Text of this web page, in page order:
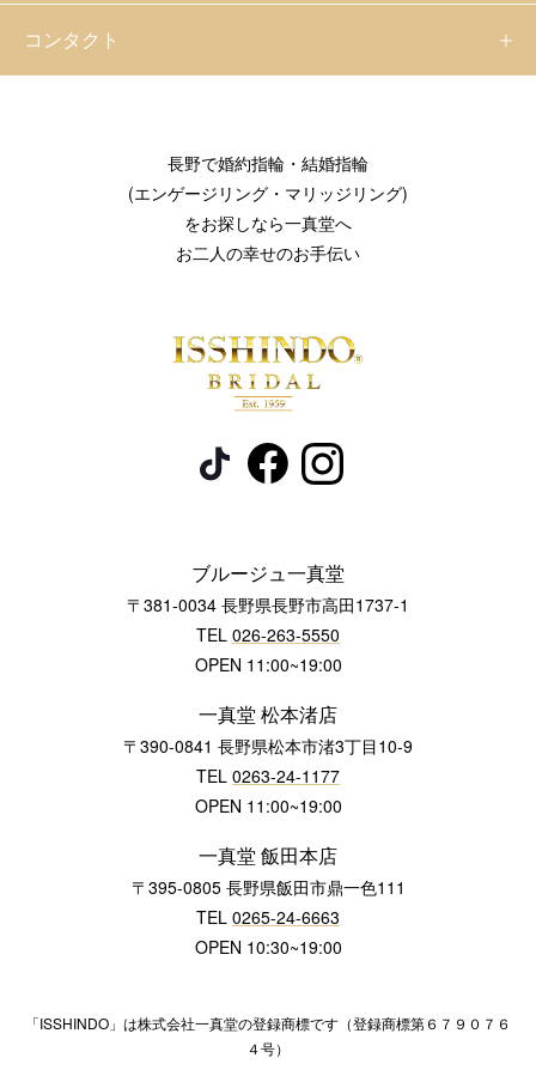
コンタクト
長野で婚約指輪・結婚指輪
(エンゲージリング・マリッジリング)
をお探しなら一真堂へ
お二人の幸せのお手伝い
ブルージュ一真堂
〒381-0034 長野県長野市高田1737-1
TEL 026-263-5550
OPEN 11:00~19:00
一真堂 松本渚店
〒390-0841 長野県松本市渚3丁目10-9
TEL 0263-24-1177
OPEN 11:00~19:00
一真堂 飯田本店
〒395-0805 長野県飯田市鼎一色111
TEL 0265-24-6663
OPEN 10:30~19:00
「ISSHINDO」は株式会社一真堂の登録商標です（登録商標第６７９０７６
４号）